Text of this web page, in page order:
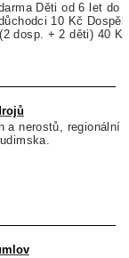
Děti od 6 let do
10 Kč Dospělí
dosp. + 2 děti) 40 Kč
a nerostů, regionální